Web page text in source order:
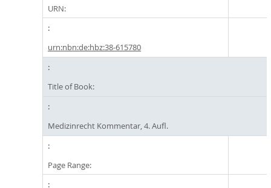
URN:
urn:nbn:de:hbz:38-615780
Title of Book:
Medizinrecht Kommentar, 4. Aufl.
Page Range: